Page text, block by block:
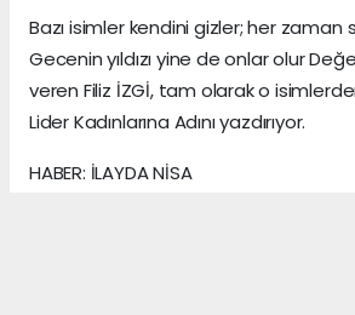
Bazı isimler kendini gizler; her zaman
Gecenin yıldızı yine de onlar olur
veren Filiz İZGİ, tam olarak o
Lider Kadınlarına Adını yazdırıyor.
HABER: İLAYDA NİSA